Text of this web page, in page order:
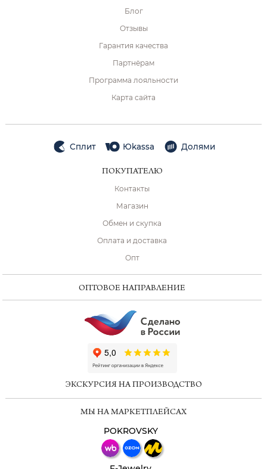
Блог
Отзывы
Гарантия качества
Партнёрам
Программа лояльности
Карта сайта
Сплит Юkassa Долями
ПОКУПАТЕЛЮ
Контакты
Магазин
Обмен и скупка
Оплата и доставка
Опт
ОПТОВОЕ НАПРАВЛЕНИЕ
ЭКСКУРСИЯ НА ПРОИЗВОДСТВО
МЫ НА МАРКЕТПЛЕЙСАХ
POKROVSKY